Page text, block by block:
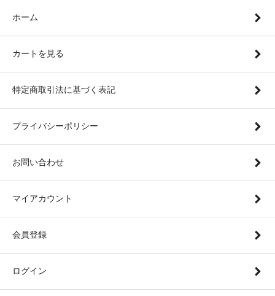
ホーム
カートを見る
特定商取引法に基づく表記
プライバシーポリシー
お問い合わせ
マイアカウント
会員登録
ログイン